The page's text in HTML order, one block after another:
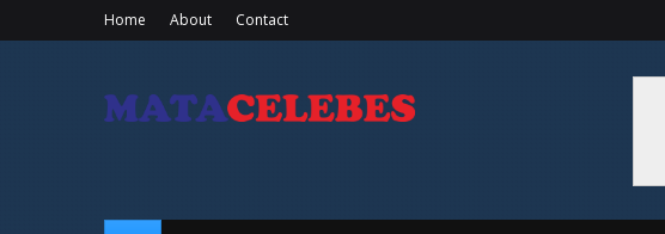
Home About Contact